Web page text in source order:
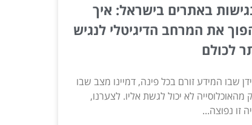
באתרים בישראל: איך
את המרחב הדיגיטלי לנגיש
לכולם
שבו המידע זורם בכל פינה, דמיינו מצב שבו
מהאוכלוסייה לא יכול לגשת אליו. לצערנו,
זו נפוצה...